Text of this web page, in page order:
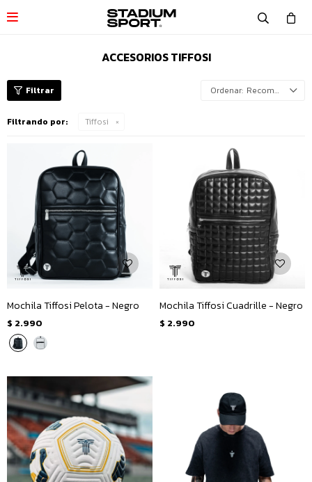

ACCESORIOS TIFFOSI
Recomendados
Filtrando por: Tiffosi
Mochila Tiffosi Pelota - Negro
$ 2.990
Mochila Tiffosi Cuadrille - Negro
$ 2.990